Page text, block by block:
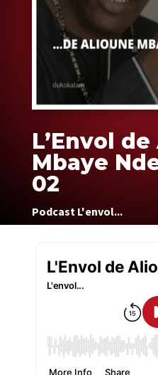
L’Envol
Mbaye
02
Podcast L'envol...